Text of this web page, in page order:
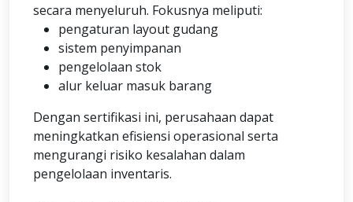
secara menyeluruh. Fokusnya meliputi:
pengaturan layout gudang
sistem penyimpanan
pengelolaan stok
alur keluar masuk barang
Dengan sertifikasi ini, perusahaan dapat
meningkatkan efisiensi operasional serta
mengurangi risiko kesalahan dalam
pengelolaan inventaris.